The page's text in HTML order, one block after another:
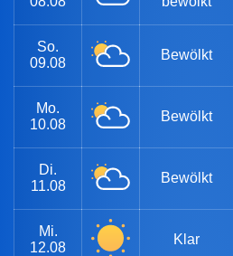
So.
09.08
Bewölkt
Mo.
10.08
Bewölkt
Di.
11.08
Bewölkt
Mi.
12.08
Klar